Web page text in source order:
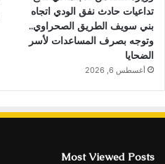
تداعيات حادث نفق الودي اتجاه
بني سويف الطريق الصحراوي..
وتوجه بصرف المساعدات لأسر
الضحايا
أغسطس 6, 2026
Most Viewed Posts